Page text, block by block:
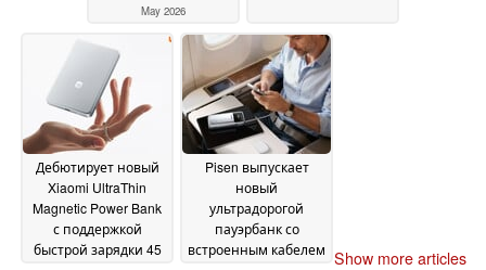
May 2026
Дебютирует новый
Xiaomi UltraThin
Magnetic Power Bank
с поддержкой
быстрой зарядки 45
Pisen выпускает
новый
ультрадорогой
пауэрбанк со
встроенным кабелем Show more articles